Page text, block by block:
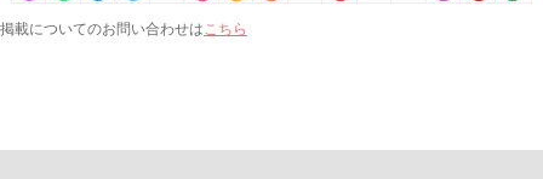
掲載についてのお問い合わせはこちら